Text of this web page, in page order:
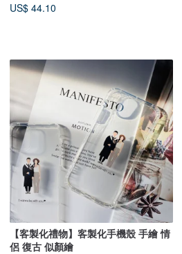
US$ 44.10
【客製化禮物】客製化手機殼 手繪 情
侶 復古 似顏繪